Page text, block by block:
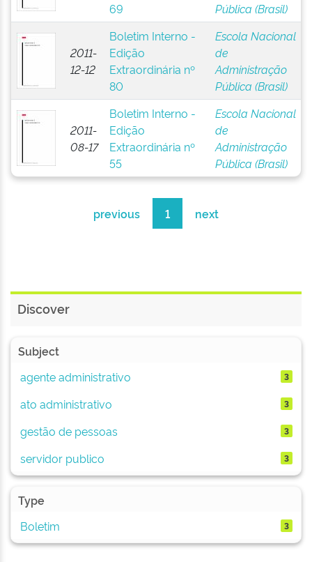
69
Pública (Brasil)
2011-
12-12
Boletim Interno -
Edição
Extraordinária nº
80
Escola Nacional
de
Administração
Pública (Brasil)
2011-
08-17
Boletim Interno -
Edição
Extraordinária nº
55
Escola Nacional
de
Administração
Pública (Brasil)
previous 1 next
Discover
Subject
agente administrativo
3
ato administrativo 3
gestão de pessoas 3
servidor publico 3
Type
Boletim
3